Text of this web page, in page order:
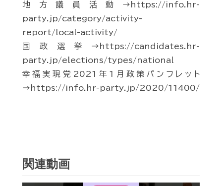
地方議員活動→https://info.hr-
party.jp/category/activity-
report/local-activity/
国政選挙→https://candidates.hr-
party.jp/elections/types/national
幸福実現党2021年1月政策パンフレット
→https://info.hr-party.jp/2020/11400/
関連動画